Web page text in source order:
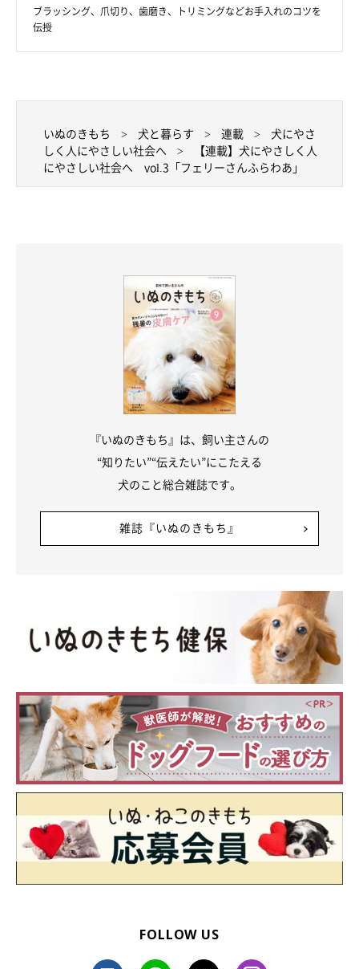
ブラッシング、爪切り、歯磨き、トリミングなどお手入れのコツを
伝授
いぬのきもち 犬と暮らす 連載
犬にやさ
しく人にやさしい社会へ
【連載】犬にやさしく人
にやさしい社会へ vol.3「フェリーさんふらわあ」
『いぬのきもち』は、飼い主さんの
“知りたい”“伝えたい”にこたえる
犬のこと総合雑誌です。
雑誌『いぬのきもち』
FOLLOW US